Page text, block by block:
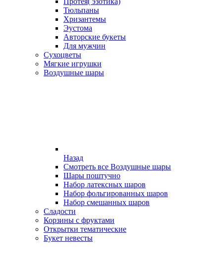
Тюльпаны
Хризантемы
Эустома
Авторские букеты
Для мужчин
Сухоцветы
Мягкие игрушки
Воздушные шары
Назад
Смотреть все Воздушные шары
Шары поштучно
Набор латексных шаров
Набор фольгированных шаров
Набор смешанных шаров
Сладости
Корзины с фруктами
Открытки тематические
Букет невесты